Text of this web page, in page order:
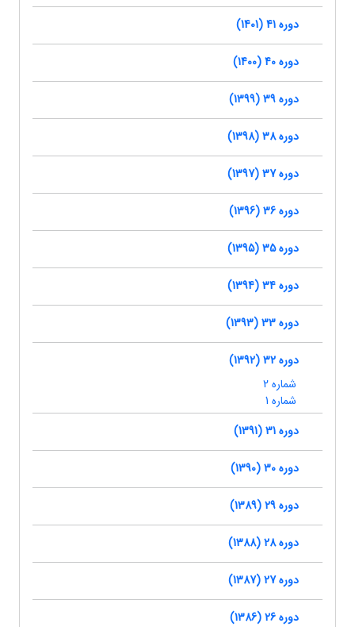
دوره 41 (1401)
دوره 40 (1400)
دوره 39 (1399)
دوره 38 (1398)
دوره 37 (1397)
دوره 36 (1396)
دوره 35 (1395)
دوره 34 (1394)
دوره 33 (1393)
دوره 32 (1392)
شماره 2
شماره 1
دوره 31 (1391)
دوره 30 (1390)
دوره 29 (1389)
دوره 28 (1388)
دوره 27 (1387)
دوره 26 (1386)